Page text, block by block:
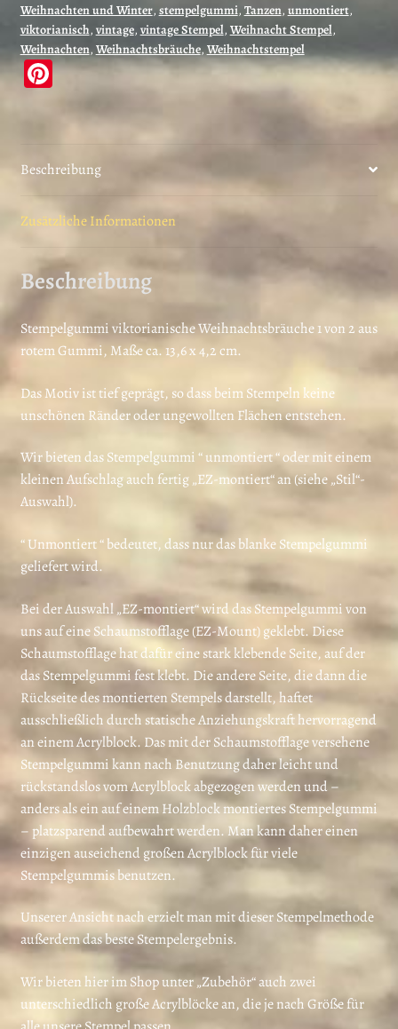
Weihnachten und Winter, stempelgummi, Tanzen, unmontiert,
viktorianisch, vintage, vintage Stempel, Weihnacht Stempel,
Weihnachten, Weihnachtsbräuche,Weihnachtstempel
Pi
er
es
t
Beschreibung
Zusätzliche Informationen
Beschreibung
Stempelgummi viktorianische Weihnachtsbräuche 1 von 2 aus
rotem Gummi, Maße ca. 13,6 x 4,2 cm.
Das Motiv ist tief geprägt, so dass beim Stempeln keine
unschönen Ränder oder ungewollten Flächen entstehen.
Wir bieten das Stempelgummi “ unmontiert “ oder mit einem
kleinen Aufschlag auch fertig „EZ-montiert“ an (siehe „Stil“-
Auswahl).
“ Unmontiert “ bedeutet, dass nur das blanke Stempelgummi
geliefert wird.
Bei der Auswahl „EZ-montiert“ wird das Stempelgummi von
uns auf eine Schaumstofflage (EZ-Mount) geklebt. Diese
Schaumstofflage hat dafür eine stark klebende Seite, auf der
das Stempelgummi fest klebt. Die andere Seite, die dann die
Rückseite des montierten Stempels darstellt, haftet
ausschließlich durch statische Anziehungskraft hervorragend
an einem Acrylblock. Das mit der Schaumstofflage versehene
Stempelgummi kann nach Benutzung daher leicht und
rückstandslos vom Acrylblock abgezogen werden und –
anders als ein auf einem Holzblock montiertes Stempelgummi
– platzsparend aufbewahrt werden. Man kann daher einen
einzigen auseichend großen Acrylblock für viele
Stempelgummis benutzen.
Unserer Ansicht nach erzielt man mit dieser Stempelmethode
außerdem das beste Stempelergebnis.
Wir bieten hier im Shop unter „Zubehör“ auch zwei
unterschiedlich große Acrylblöcke an, die je nach Größe für